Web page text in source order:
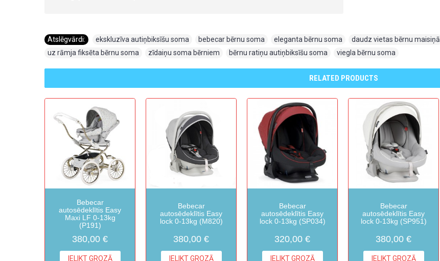
Atslēgvārdi: ekskluzīva autiņbiksīšu soma bebecar bērnu soma eleganta bērnu soma daudz vietas bērnu maisiņā
uz rāmja fiksēta bērnu soma
zīdaiņu soma bērniem bērnu ratiņu autiņbiksīšu soma viegla bērnu soma
RELATED PRODUCTS
Bebecar
autosēdeklītis Easy
Maxi LF 0-13kg
(P191)
380,00 €
IELIKT GROZĀ
Bebecar
autosēdeklītis Easy
lock 0-13kg (M820)
380,00 €
IELIKT GROZĀ
Bebecar
autosēdeklītis Easy
lock 0-13kg (SP034)
320,00 €
IELIKT GROZĀ
Bebecar
autosēdeklītis Easy
lock 0-13kg (SP951)
380,00 €
IELIKT GROZĀ